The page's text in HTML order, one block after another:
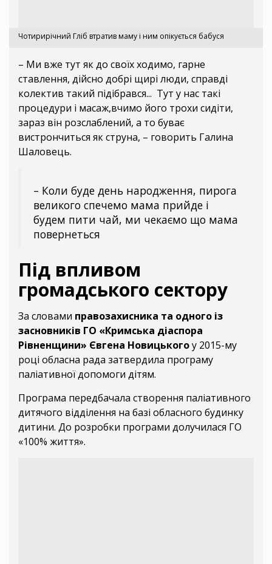
Чотирирічний Гліб втратив маму і ним опікується бабуся
– Ми вже тут як до своїх ходимо, гарне
ставлення, дійсно добрі щирі люди, справді
колектив такий підібрався... Тут у нас такі
процедури і масаж,вчимо його трохи сидіти,
зараз він розслаблений, а то буває
вистрончиться як струна, – говорить Галина
Шаловець.
– Коли буде день народження, пирога
великого спечемо мама прийде і
будем пити чай, ми чекаємо що мама
повернеться
Під впливом
громадського сектору
За словами правозахисника та одного із
засновників ГО «Кримська діаспора
Рівненщини» Євгена Новицькогоу 2015-му
році обласна рада затвердила програму
паліативної допомоги дітям.
Програма передбачала створення паліативного
дитячого відділення на базі обласного будинку
дитини. До розробки програми долучилася ГО
«100% життя».